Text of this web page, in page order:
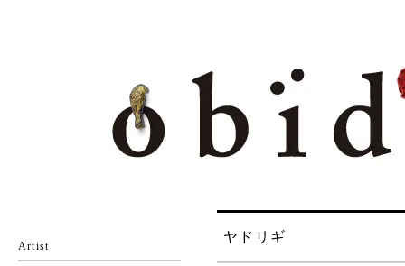
ヤドリギ
Artist